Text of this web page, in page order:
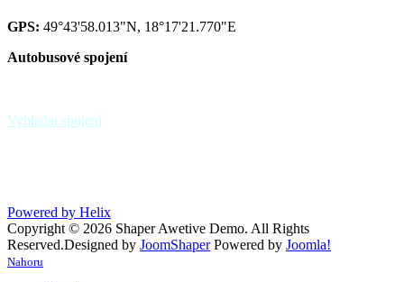
GPS: 49°43'58.013"N, 18°17'21.770"E
Autobusové spojení
Vyhledat spojení
Powered by Helix
Copyright © 2026 Shaper Awetive Demo. All Rights
Reserved.Designed by JoomShaper Powered by Joomla!
Nahoru